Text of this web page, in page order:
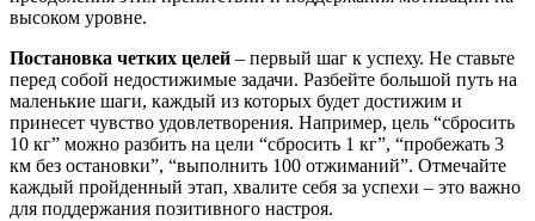
высоком уровне.
Постановка четких целей – первый шаг к успеху. Не ставьте
перед собой недостижимые задачи. Разбейте большой путь на
маленькие шаги, каждый из которых будет достижим и
принесет чувство удовлетворения. Например, цель “сбросить
10 кг” можно разбить на цели “сбросить 1 кг”, “пробежать 3
км без остановки”, “выполнить 100 отжиманий”. Отмечайте
каждый пройденный этап, хвалите себя за успехи – это важно
для поддержания позитивного настроя.